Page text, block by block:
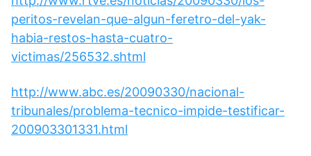
peritos-revelan-que-algun-feretro-del-yak-
habia-restos-hasta-cuatro-
victimas/256532.shtml
http://www.abc.es/20090330/nacional-
tribunales/problema-tecnico-impide-testificar-
200903301331.html